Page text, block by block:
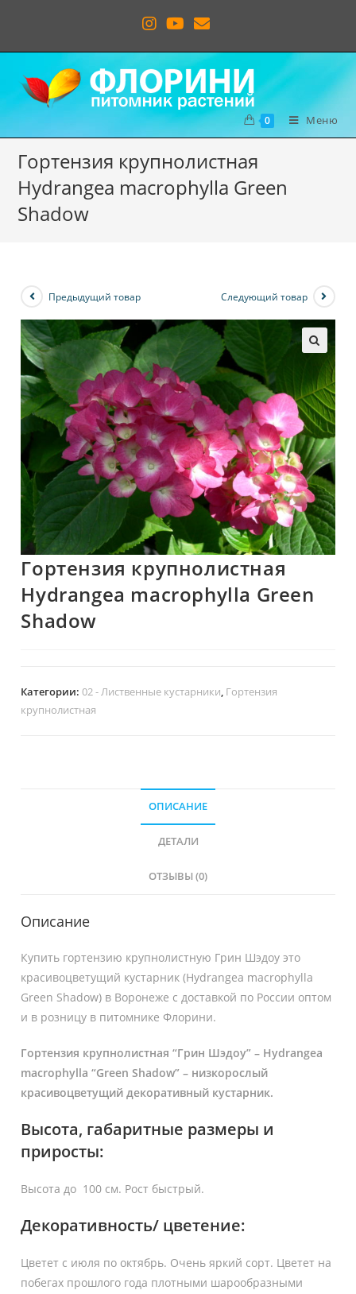
0 Меню
Гортензия крупнолистная
Hydrangea macrophylla Green
Shadow
Предыдущий товар Следующий товар
Гортензия крупнолистная
Hydrangea macrophylla Green
Shadow
Категории:02 - Лиственные кустарники, Гортензия
крупнолистная
ОПИСАНИЕ
ДЕТАЛИ
ОТЗЫВЫ (0)
Описание
Купить гортензию крупнолистную Грин Шэдоу это
красивоцветущий кустарник (Hydrangea macrophylla
Green Shadow) в Воронеже с доставкой по России оптом
и в розницу в питомнике Флорини.
Гортензия крупнолистная “Грин Шэдоу” – Hydrangea
macrophylla “Green Shadow” – низкорослый
красивоцветущий декоративный кустарник.
Высота, габаритные размеры и
приросты:
Высота до 100 см. Рост быстрый.
Декоративность/ цветение:
Цветет с июля по октябрь. Очень яркий сорт. Цветет на
побегах прошлого года плотными шарообразными